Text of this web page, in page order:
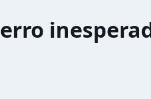
erro